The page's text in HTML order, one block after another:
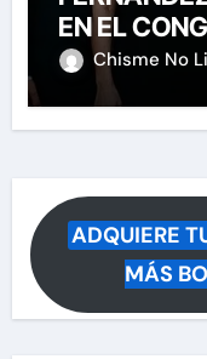
EN EL
UNIDOS
Chisme No
ADQUIERE
MÁS